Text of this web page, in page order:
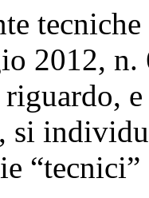
2012,
si